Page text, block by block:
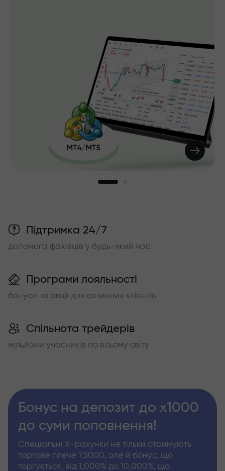
Підтримка 24/7
допомога фахівців у будь-який час
Програми лояльності
бонуси та акції для активних клієнтів
Спільнота трейдерів
мільйони учасників по всьому світу
Бонус на депозит до х1000
до суми поповнення!
Спеціальні Х-рахунки не тільки отримують
торгове плече 1:5000, але й бонус, що
торгується, від 1,000% до 10,000%, що